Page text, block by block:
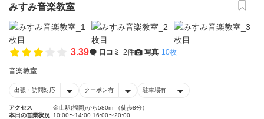
みすみ音楽教室
3.39 口コミ 2件 写真 10枚
音楽教室
出張・訪問対応 クーポン有 駐車場有
アクセス
金山駅(福岡)から580m （徒歩8分）
本日の営業状況 10:00〜14:00 16:00〜20:00